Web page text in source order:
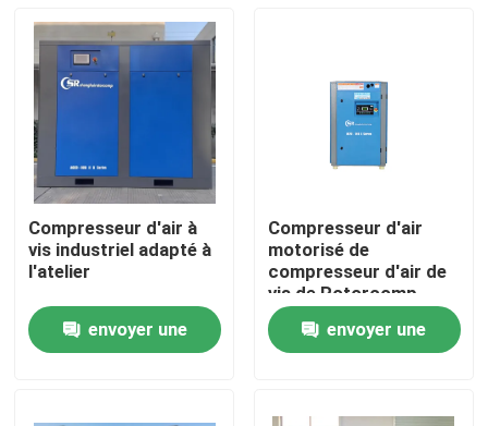
Maison
Compresseur d'air à
vis industriel adapté à
l'atelier
envoyer une
Compresseur d'air
motorisé de
compresseur d'air de
vis de Rotorcomp
pour l'huile lubrifiée
envoyer une